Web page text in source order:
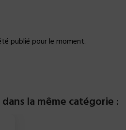
publié pour le moment.
la même catégorie :